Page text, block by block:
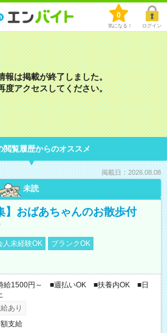
0
気になる！ ログイン
報は掲載が終了しました。
度アクセスしてください。
閲覧履歴からのオススメ
掲載日：2026.08.08
未読
】おばあちゃんのお散歩付
人未経験OK
ブランクOK
給1500円～ ■週払いOK ■扶養内OK ■日
あり
支給